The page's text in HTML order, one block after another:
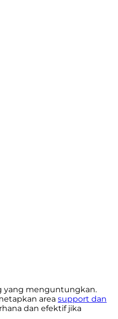
yang menguntungkan.
area support dan
dan efektif jika